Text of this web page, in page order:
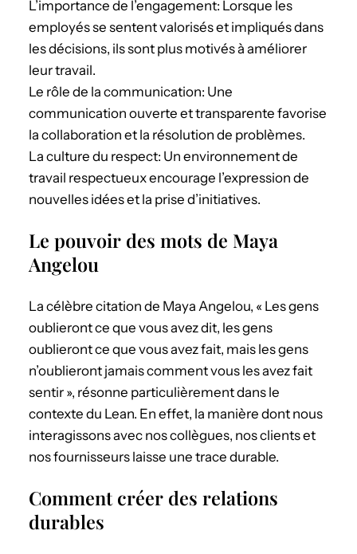
L’importance de l’engagement: Lorsque les
employés se sentent valorisés et impliqués dans
les décisions, ils sont plus motivés à améliorer
leur travail.
Le rôle de la communication: Une
communication ouverte et transparente favorise
la collaboration et la résolution de problèmes.
La culture du respect: Un environnement de
travail respectueux encourage l’expression de
nouvelles idées et la prise d’initiatives.
Le pouvoir des mots de Maya
Angelou
La célèbre citation de Maya Angelou, « Les gens
oublieront ce que vous avez dit, les gens
oublieront ce que vous avez fait, mais les gens
n’oublieront jamais comment vous les avez fait
sentir », résonne particulièrement dans le
contexte du Lean. En effet, la manière dont nous
interagissons avec nos collègues, nos clients et
nos fournisseurs laisse une trace durable.
Comment créer des relations
durables